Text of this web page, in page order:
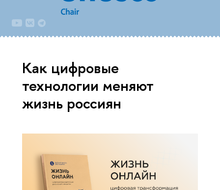
Как цифровые
технологии меняют
жизнь россиян